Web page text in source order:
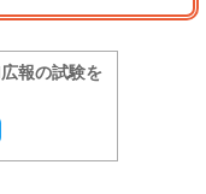
報の試験を